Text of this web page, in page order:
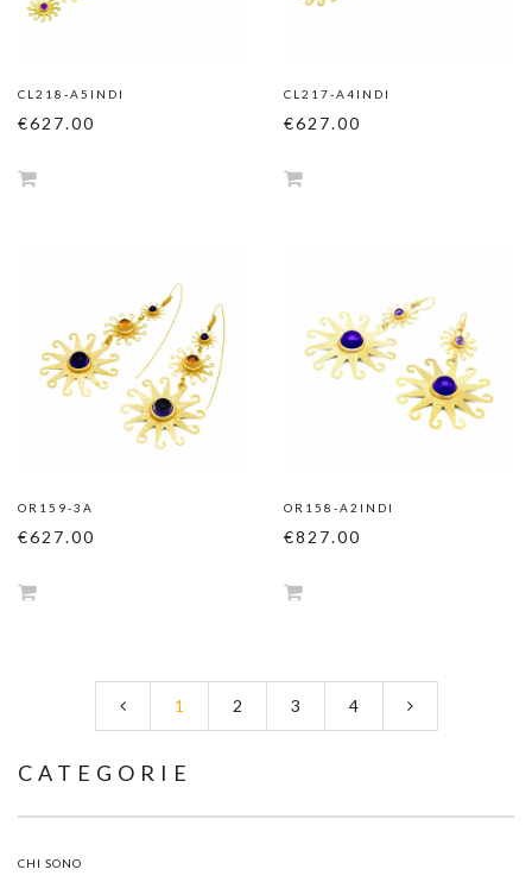
CL218-A5INDI
€627.00
CL217-A4INDI
€627.00
OR159-3A
€627.00
OR158-A2INDI
€827.00
1 2 3 4
CATEGORIE
CHI SONO